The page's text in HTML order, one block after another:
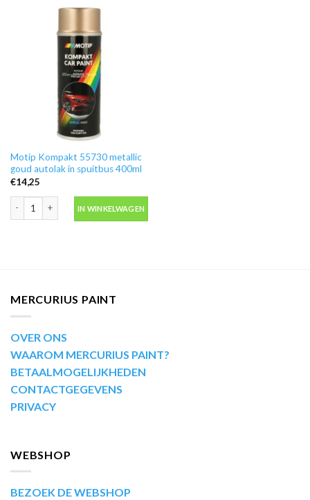
Motip Kompakt 55730 metallic
goud autolak in spuitbus 400ml
€14,25
IN WINKELWAGEN
MERCURIUS PAINT
OVER ONS
WAAROM MERCURIUS PAINT?
BETAALMOGELIJKHEDEN
CONTACTGEGEVENS
PRIVACY
WEBSHOP
BEZOEK DE WEBSHOP